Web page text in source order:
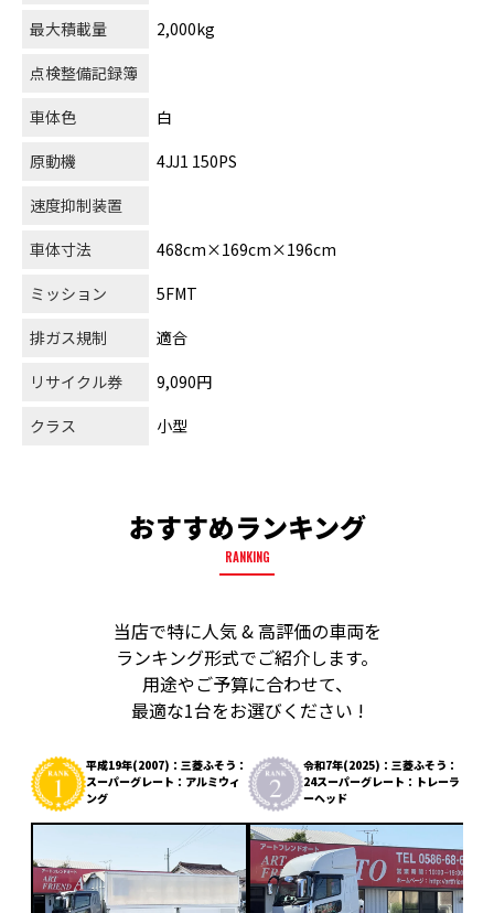
最大積載量
2,000kg
点検整備記録簿
車体色
白
原動機
4JJ1 150PS
速度抑制装置
車体寸法
468cm×169cm×196cm
ミッション
5FMT
排ガス規制
適合
リサイクル券
9,090円
クラス
小型
おすすめランキング
RANKING
当店で特に人気 & 高評価の車両を
ランキング形式でご紹介します。
用途やご予算に合わせて、
最適な1台をお選びください !
平成19年(2007)：三菱ふそう：
スーパーグレート：アルミウィ
ング
令和7年(2025)：三菱ふそう：
24スーパーグレート：トレーラ
ーヘッド